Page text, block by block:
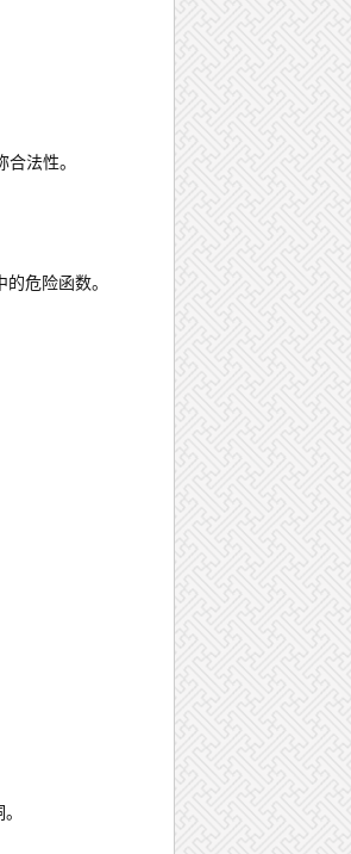
法性。
危险函数。